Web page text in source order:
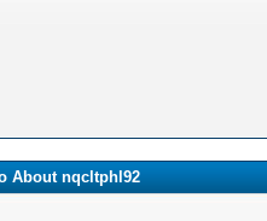
About nqcltphl92